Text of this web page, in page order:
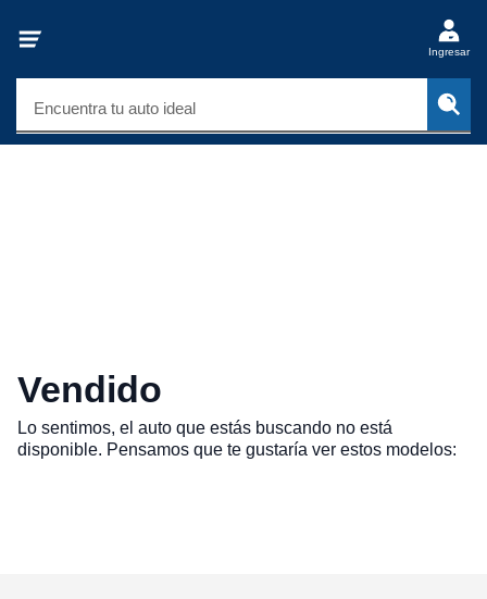
Ingresar
Encuentra tu auto ideal
Vendido
Lo sentimos, el auto que estás buscando no está
disponible. Pensamos que te gustaría ver estos modelos: